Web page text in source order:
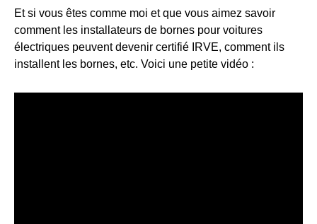
Et si vous êtes comme moi et que vous aimez savoir
comment les installateurs de bornes pour voitures
électriques peuvent devenir certifié IRVE, comment ils
installent les bornes, etc. Voici une petite vidéo :